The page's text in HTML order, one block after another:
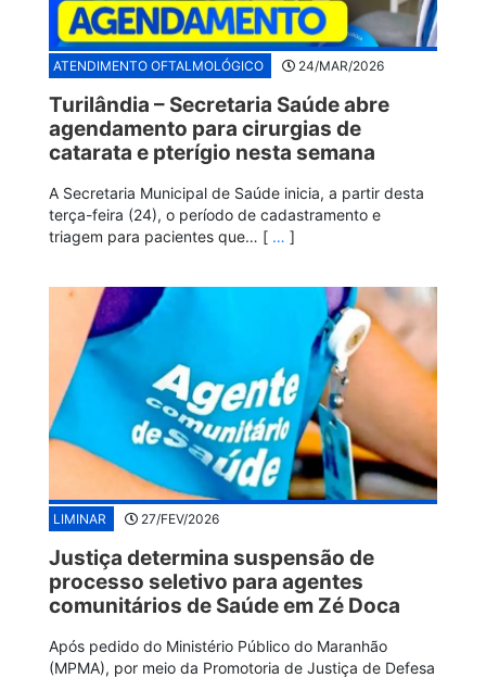
ATENDIMENTO OFTALMOLÓGICO 24/MAR/2026
Turilândia – Secretaria Saúde abre
agendamento para cirurgias de
catarata e pterígio nesta semana
A Secretaria Municipal de Saúde inicia, a partir desta
terça-feira (24), o período de cadastramento e
triagem para pacientes que… [ … ]
LIMINAR 27/FEV/2026
Justiça determina suspensão de
processo seletivo para agentes
comunitários de Saúde em Zé Doca
Após pedido do Ministério Público do Maranhão
(MPMA), por meio da Promotoria de Justiça de Defesa